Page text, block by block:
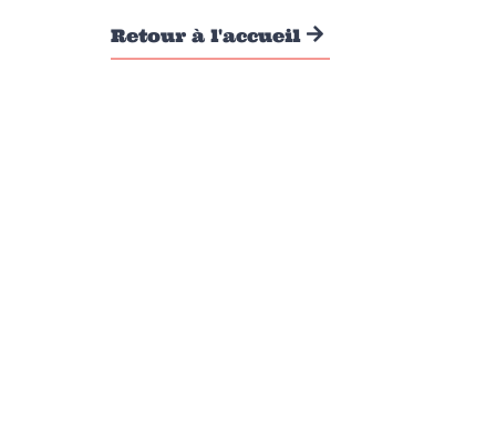
Retour à l'accueil